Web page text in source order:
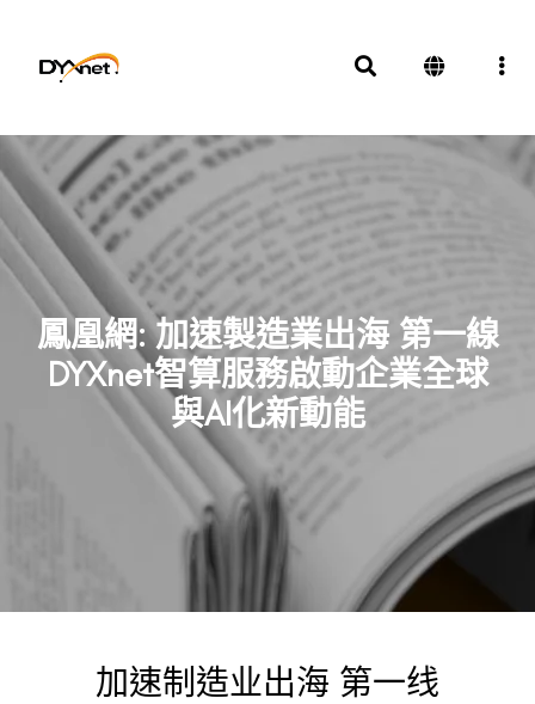
鳳凰網: 加速製造業出海 第一線
DYXnet智算服務啟動企業全球
與AI化新動能
BACK TO PREVIOUS
加速制造业出海 第一线